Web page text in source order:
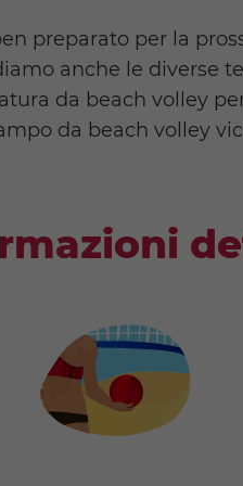
preparato per la
anche le diverse
da beach volley
da beach volley